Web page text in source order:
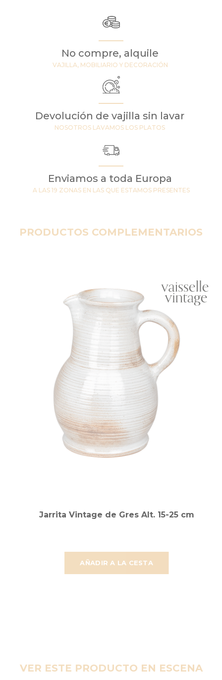
No compre, alquile
VAJILLA, MOBILIARIO Y DECORACIÓN
Devolución de vajilla sin lavar
NOSOTROS LAVAMOS LOS PLATOS
Enviamos a toda Europa
A LAS 19 ZONAS EN LAS QUE ESTAMOS PRESENTES
PRODUCTOS COMPLEMENTARIOS
AÑADIR A LA CESTA
Jarrita Vintage de Gres Alt. 15-25 cm
VER ESTE PRODUCTO EN ESCENA